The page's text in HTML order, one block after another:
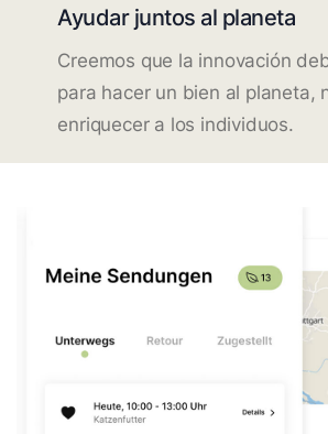
Ayudar juntos al planeta
Creemos que la innovación
para hacer un bien al planeta,
enriquecer a los individuos.